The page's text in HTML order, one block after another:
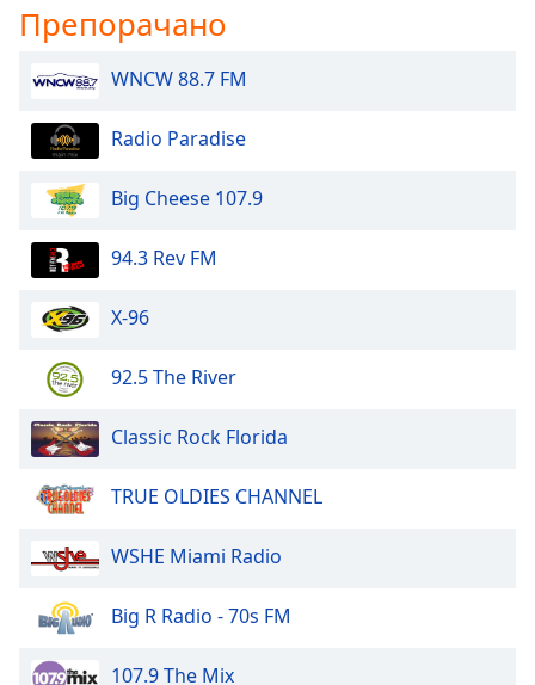
Препорачано
WNCW 88.7 FM
Radio Paradise
Big Cheese 107.9
94.3 Rev FM
X-96
92.5 The River
Classic Rock Florida
TRUE OLDIES CHANNEL
WSHE Miami Radio
Big R Radio - 70s FM
107.9 The Mix